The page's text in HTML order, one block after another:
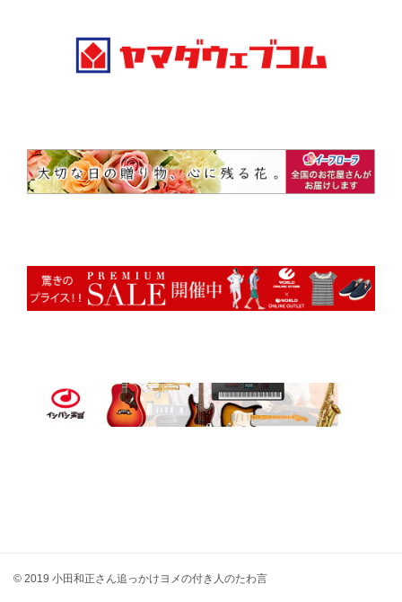
© 2019 小田和正さん追っかけヨメの付き人のたわ言